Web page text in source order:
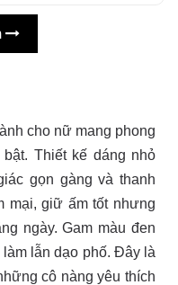
cho nữ mang phong
Thiết kế dáng nhỏ
gọn gàng và thanh
mại, giữ ấm tốt nhưng
ngày. Gam màu đen
lẫn dạo phố. Đây là
cô nàng yêu thích